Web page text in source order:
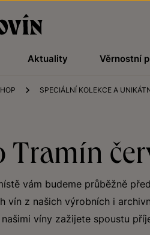
Aktuality Věrnostní
SPECIÁLNÍ KOLEKCE A
Tramín
vám budeme průběžně
vín z našich výrobních i
víny zažijete spoustu